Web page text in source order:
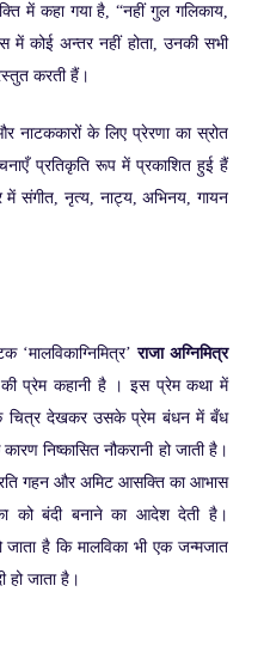
में कहा गया है, “नहीं गुल गलिकाय,
में कोई अन्तर नहीं होता, उनकी सभी
करती हैं।
नाटककारों के लिए प्रेरणा का स्रोत
प्रतिकृति रूप में प्रकाशित हुई हैं
में संगीत, नृत्य, नाट्य, अभिनय, गायन
राजा अग्निमित्र
की प्रेम कहानी है । इस प्रेम कथा में
चित्र देखकर उसके प्रेम बंधन में बँध
निष्कासित नौकरानी हो जाती है।
गहन और अमिट आसक्ति का आभास
को बंदी बनाने का आदेश देती है।
है कि मालविका भी एक जन्मजात
हो जाता है।